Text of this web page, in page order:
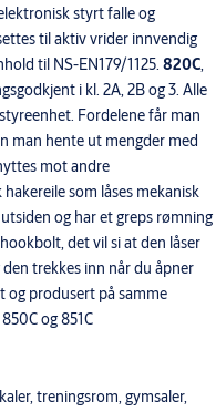
styrt falle og
til aktiv vrider innvendig
til NS-EN179/1125. 820C,
i kl. 2A, 2B og 3. Alle
Fordelene får man
man hente ut mengder med
mot andre
hakereile som låses mekanisk
og har et greps rømning
det vil si at den låser
trekkes inn når du åpner
og produsert på samme
og 851C
treningsrom, gymsaler,